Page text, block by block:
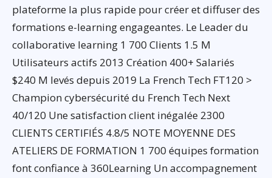
plateforme la plus rapide pour créer et diffuser des
formations e-learning engageantes. Le Leader du
collaborative learning 1 700 Clients 1.5 M
Utilisateurs actifs 2013 Création 400+ Salariés
$240 M levés depuis 2019 La French Tech FT120 >
Champion cybersécurité du French Tech Next
40/120 Une satisfaction client inégalée 2300
CLIENTS CERTIFIÉS 4.8/5 NOTE MOYENNE DES
ATELIERS DE FORMATION 1 700 équipes formation
font confiance à 360Learning Un accompagnement